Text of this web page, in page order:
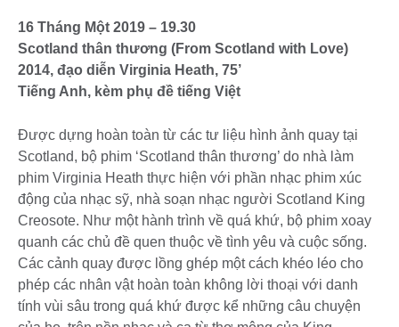
16 Tháng Một 2019 – 19.30
Scotland thân thương (From Scotland with Love)
2014, đạo diễn Virginia Heath, 75’
Tiếng Anh, kèm phụ đề tiếng Việt
Được dựng hoàn toàn từ các tư liệu hình ảnh quay tại
Scotland, bộ phim ‘Scotland thân thương’ do nhà làm
phim Virginia Heath thực hiện với phần nhạc phim xúc
động của nhạc sỹ, nhà soạn nhạc người Scotland King
Creosote. Như một hành trình về quá khứ, bộ phim xoay
quanh các chủ đề quen thuộc về tình yêu và cuộc sống.
Các cảnh quay được lồng ghép một cách khéo léo cho
phép các nhân vật hoàn toàn không lời thoại với danh
tính vùi sâu trong quá khứ được kể những câu chuyện